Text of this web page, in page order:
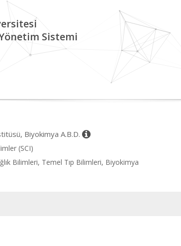
Sistemi
Biyokimya A.B.D.
(SCI)
Bilimleri, Temel Tıp Bilimleri, Biyokimya